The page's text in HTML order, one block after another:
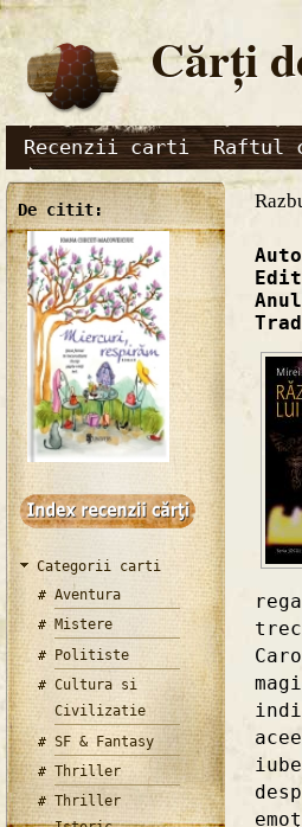
Cărţi
Recenzii carti Raftul
De citit:
Categorii carti
Aventura
Mistere
Politiste
Cultura si
Civilizatie
SF & Fantasy
Thriller
Thriller